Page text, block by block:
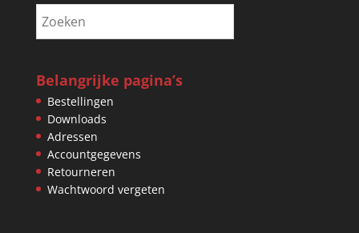
Belangrijke pagina’s
Bestellingen
Downloads
Adressen
Accountgegevens
Retourneren
Wachtwoord vergeten